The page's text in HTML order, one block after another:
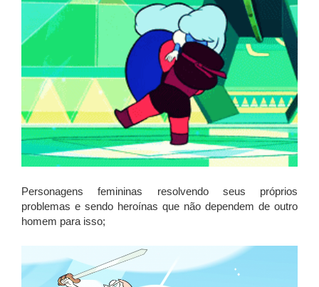
Personagens femininas resolvendo seus próprios
problemas e sendo heroínas que não dependem de outro
homem para isso;